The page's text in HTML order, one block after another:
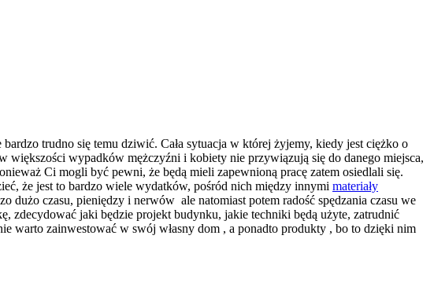
trudno się temu dziwić. Cała sytuacja w której żyjemy, kiedy jest ciężko o
większości wypadków mężczyźni i kobiety nie przywiązują się do danego miejsca,
Ci mogli być pewni, że będą mieli zapewnioną pracę zatem osiedlali się.
że jest to bardzo wiele wydatków, pośród nich między innymi materiały
dużo czasu, pieniędzy i nerwów ale natomiast potem radość spędzania czasu we
zdecydować jaki będzie projekt budynku, jakie techniki będą użyte, zatrudnić
warto zainwestować w swój własny dom , a ponadto produkty , bo to dzięki nim